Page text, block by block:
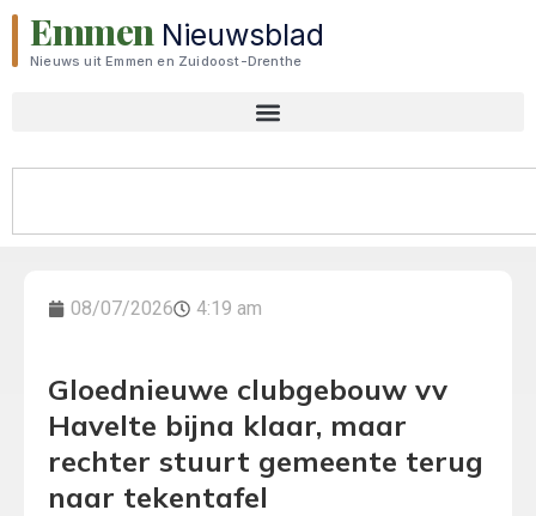
Emmen Nieuwsblad
Nieuws uit Emmen en Zuidoost-Drenthe
08/07/2026 4:19 am
Gloednieuwe clubgebouw vv
Havelte bijna klaar, maar
rechter stuurt gemeente terug
naar tekentafel